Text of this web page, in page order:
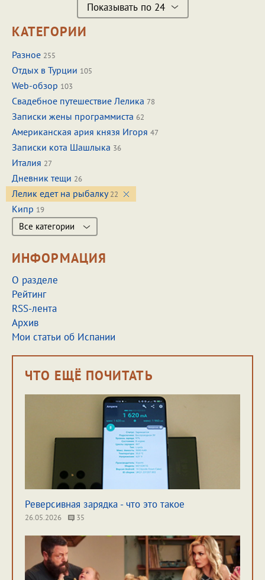
Показывать по 24
КАТЕГОРИИ
Разное 255
Отдых в Турции 105
Web-обзор 103
Свадебное путешествие Лелика 78
Записки жены программиста 62
Американская ария князя Игоря 47
Записки кота Шашлыка 36
Италия 27
Дневник тещи 26
Лелик едет на рыбалку22
Кипр 19
Все категории
ИНФОРМАЦИЯ
О разделе
Рейтинг
RSS-лента
Архив
Мои статьи об Испании
ЧТО ЕЩЁ ПОЧИТАТЬ
Реверсивная зарядка - что это такое
26.05.2026 35